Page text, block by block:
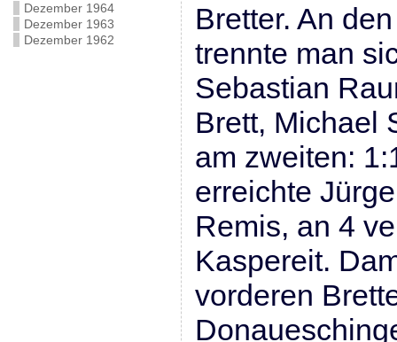
Dezember 1964
Dezember 1963
Dezember 1962
Bretter. An
trennte man
Sebastian
Brett, Michael
am zweiten:
erreichte
Remis, an 4
Kaspereit.
vorderen